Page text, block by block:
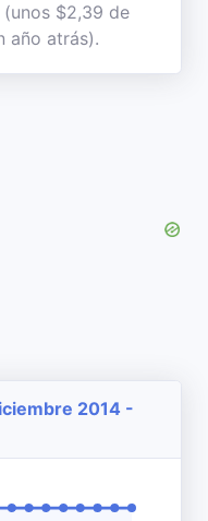
$2,39 de
año atrás).
2014 -